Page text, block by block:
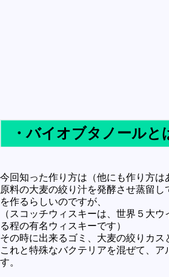
宇宙とか地球
ハイテク・デジタルとか
未確認
テレビドラマとか
アプリケーション操作
プログラミング(C言語)
・バイオブタノールと
今回知った作り方は（他にも作り方は
原料の大麦の絞り汁を発酵させ蒸留し
を作るらしいのですが、
（スコッチウィスキーは、世界５大
る程の有名ウィスキーです）
その時に出来るゴミ、大麦の絞りカス
これと特殊なバクテリアを混ぜて、
す。